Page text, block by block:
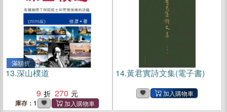
滿額折
13.深山樸道
9
270
庫存：1
14.黃君實詩文集(電子書)